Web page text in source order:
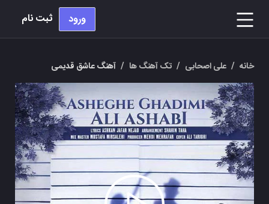
ورود ثبت نام
خانه / علی اصحابی / تک آهنگ ها / آهنگ عاشق قدیمی